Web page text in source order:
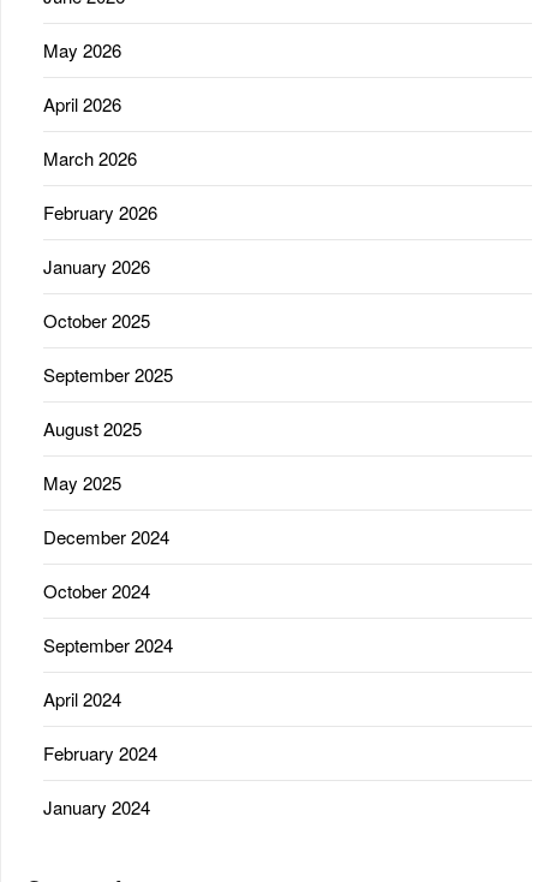
May 2026
April 2026
March 2026
February 2026
January 2026
October 2025
September 2025
August 2025
May 2025
December 2024
October 2024
September 2024
April 2024
February 2024
January 2024